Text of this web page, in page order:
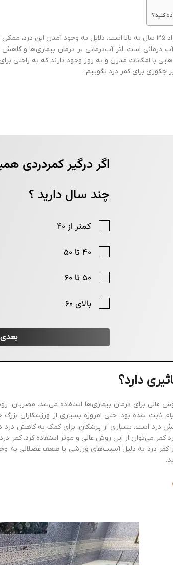
کنیم؟
درد کمر یکی از شایع‌ترین دردها در میان افراد ۳۵ سال به بالا
آب درمانی است. اثر آب‌درمانی بر درمان بیماری‌ها و
با امکانات مدرن و به روز وجود دارند که به راحتی
جکوزی برای کمر درد بگوییم.
دارد؟
عالی برای درمان بیماری‌ها استفاده می‌شد. مصریان،
ثابت شده بود. حتی امروزه بسیاری از ورزشکاران
درد است. بسیاری از پزشکان، برای کمک به کاهش درد
کمر می‌توان از این روش عالی و موثر استفاده کرد.
کمر درد به دلیل آسیب‌های ورزشی یا ضعف عضلانی به